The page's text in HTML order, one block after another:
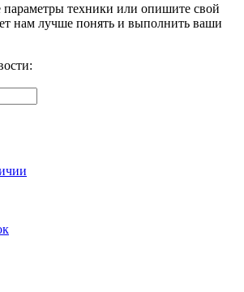
техники или опишите свой
нам лучше понять и выполнить ваши